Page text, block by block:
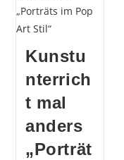
Drehen
Erklärvideos
Kunstu
nterrich
t mal
anders
„Porträt